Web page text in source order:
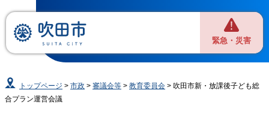
緊急・災害
トップページ >市政 >審議会等 >教育委員会 > 吹田市新・放課後子ども総
合プラン運営会議